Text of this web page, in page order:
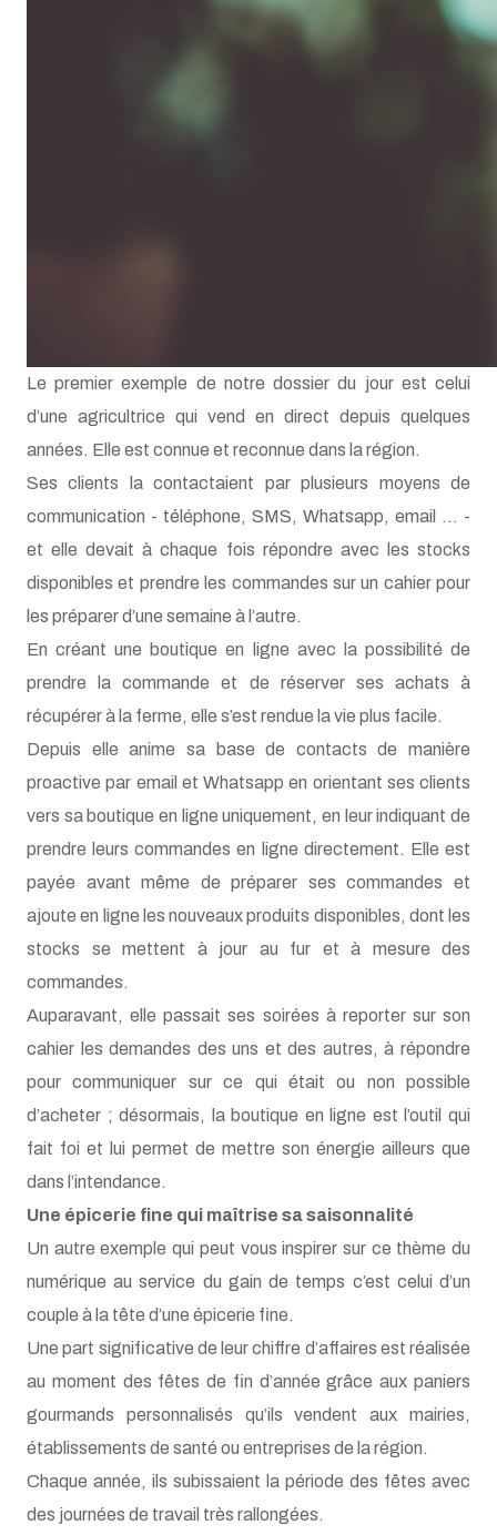
d’une agricultrice qui vend en direct depuis quelques
années. Elle est connue et reconnue dans la région.
Ses clients la contactaient par plusieurs moyens de
communication - téléphone, SMS, Whatsapp, email … -
et elle devait à chaque fois répondre avec les stocks
disponibles et prendre les commandes sur un cahier pour
les préparer d’une semaine à l’autre.
En créant une boutique en ligne avec la possibilité de
prendre la commande et de réserver ses achats à
récupérer à la ferme, elle s’est rendue la vie plus facile.
Depuis elle anime sa base de contacts de manière
proactive par email et Whatsapp en orientant ses clients
vers sa boutique en ligne uniquement, en leur indiquant de
prendre leurs commandes en ligne directement. Elle est
payée avant même de préparer ses commandes et
ajoute en ligne les nouveaux produits disponibles, dont les
stocks se mettent à jour au fur et à mesure des
commandes.
Auparavant, elle passait ses soirées à reporter sur son
cahier les demandes des uns et des autres, à répondre
pour communiquer sur ce qui était ou non possible
d’acheter ; désormais, la boutique en ligne est l’outil qui
fait foi et lui permet de mettre son énergie ailleurs que
dans l’intendance.
Une épicerie fine qui maîtrise sa saisonnalité
Un autre exemple qui peut vous inspirer sur ce thème du
numérique au service du gain de temps c’est celui d’un
couple à la tête d’une épicerie fine.
Une part significative de leur chiffre d’affaires est réalisée
au moment des fêtes de fin d’année grâce aux paniers
gourmands personnalisés qu’ils vendent aux mairies,
établissements de santé ou entreprises de la région.
Chaque année, ils subissaient la période des fêtes avec
des journées de travail très rallongées.
Grâce à une solution d’emailing, ils ont pu améliorer la